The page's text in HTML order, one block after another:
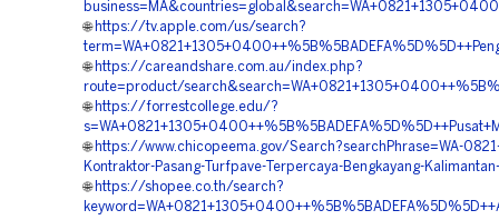
🌐 https://tv.apple.com/us/search?
🌐 https://careandshare.com.au/index.php?
route=product/
🌐 https://forrestcollege.edu/?
🌐 https://www.chicopeema.gov/Search?searchPhrase=WA-
Kontraktor-Pasang-Turfpave-Terpercaya-Bengkayang-
🌐 https://shopee.co.th/search?